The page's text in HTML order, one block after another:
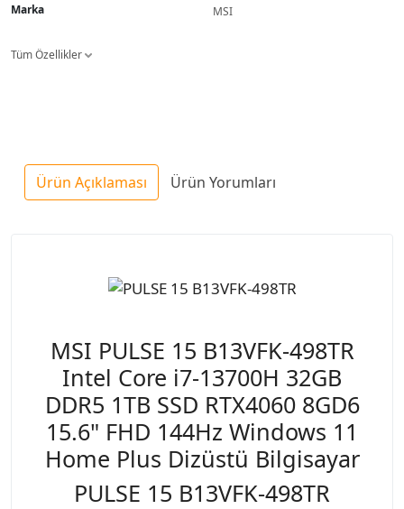
Marka
MSI
Tüm Özellikler
Ürün Açıklaması Ürün Yorumları
MSI PULSE 15 B13VFK-498TR
Intel Core i7-13700H 32GB
DDR5 1TB SSD RTX4060 8GD6
15.6" FHD 144Hz Windows 11
Home Plus Dizüstü Bilgisayar
PULSE 15 B13VFK-498TR